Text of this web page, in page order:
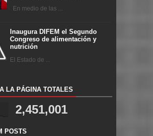
En medio de las ...
Inaugura DIFEM el Segundo
Congreso de alimentación y
nutrición
El Estado de ...
LA PÁGINA TOTALES
2,451,001
POSTS